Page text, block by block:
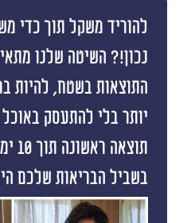
להוריד משקל תוך כדי
נכון!? השיטה שלנו
התוצאות בשטח, להיות
יותר בלי להתעסק
בשביל הבריאות שלכם